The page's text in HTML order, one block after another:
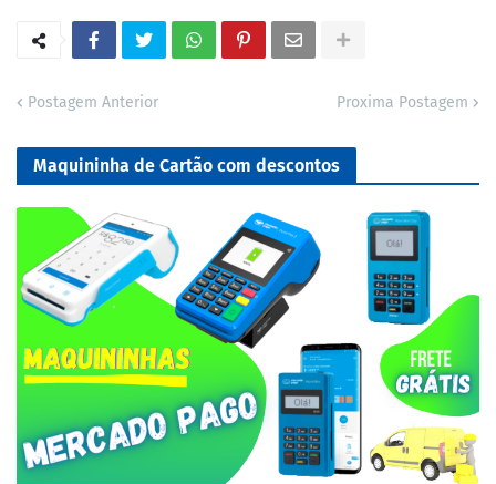
Postagem Anterior Proxima Postagem
Maquininha de Cartão com descontos